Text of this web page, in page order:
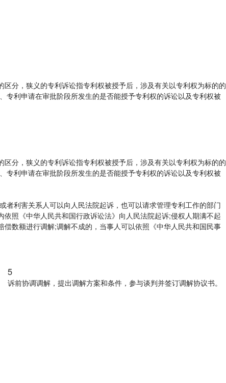
分，狭义的专利诉讼指专利权被授予后，涉及有关以专利权为标的的
利申请在审批阶段所发生的是否能授予专利权的诉讼以及专利权被
分，狭义的专利诉讼指专利权被授予后，涉及有关以专利权为标的的
利申请在审批阶段所发生的是否能授予专利权的诉讼以及专利权被
利害关系人可以向人民法院起诉，也可以请求管理专利工作的部门
照《中华人民共和国行政诉讼法》向人民法院起诉;侵权人期满不起
数额进行调解;调解不成的，当事人可以依照《中华人民共和国民事
谈判并签订调解协议书。 整理证据材料、起草诉讼请求书，向